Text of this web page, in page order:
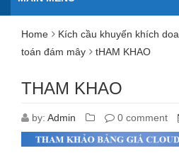
Home
Kích cầu khuyến khích
toán đám mây
tHAM KHAO
THAM KHAO
by: Admin 0 comment